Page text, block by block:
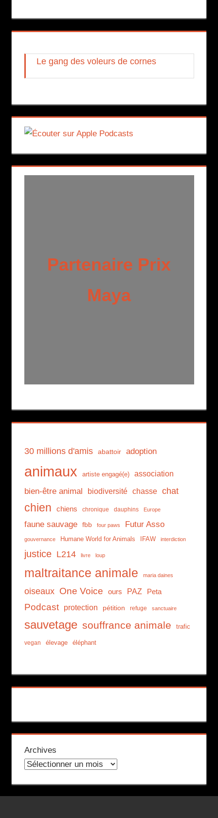
Le gang des voleurs de cornes
Partenaire Prix
Maya
30 millions d'amis abattoir adoption
animaux artiste engagé(e) association
bien-être animal biodiversité chasse chat
chien chiens chronique dauphins Europe
faune sauvage fbb four paws Futur Asso
gouvernance Humane World for Animals IFAW interdiction
justice L214 livre loup
maltraitance animale maria daines
oiseaux One Voice ours PAZ Peta
Podcast protection pétition refuge sanctuaire
sauvetage souffrance animale trafic
vegan élevage éléphant
Archives